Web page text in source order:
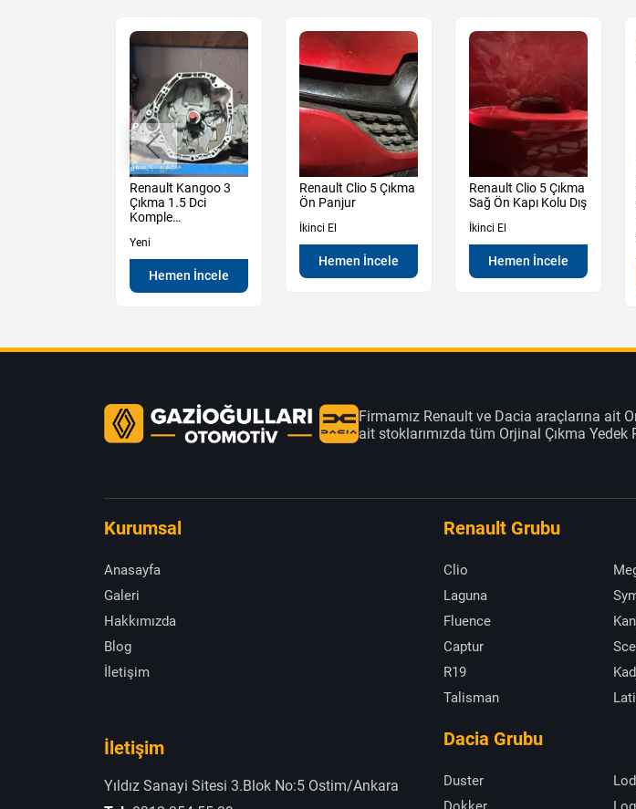
Renault Kangoo 3
Çıkma 1.5 Dci
Komple
Yeni
Hemen İncele
Renault Clio 5 Çıkma
Ön Panjur
İkinci El
Hemen İncele
Renault Clio 5 Çıkma
Sağ Ön Kapı Kolu Dış
İkinci El
Hemen İncele
Firmamız Renault ve Dacia araçlarına ait
ait stoklarımızda tüm Orjinal Çıkma
Kurumsal
Anasayfa
Galeri
Hakkımızda
Blog
İletişim
İletişim
Yıldız Sanayi Sitesi 3.Blok No:5 Ostim/Ankara
Renault Grubu
Clio
Laguna
Fluence
Captur
R19
Talisman
Dacia Grubu
Duster